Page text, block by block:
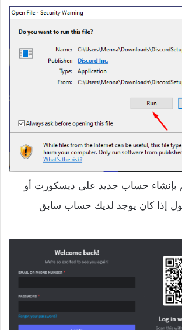
بإنشاء حساب جديد على ديسكورت أو
إذا كان يوجد لديك حساب سابق